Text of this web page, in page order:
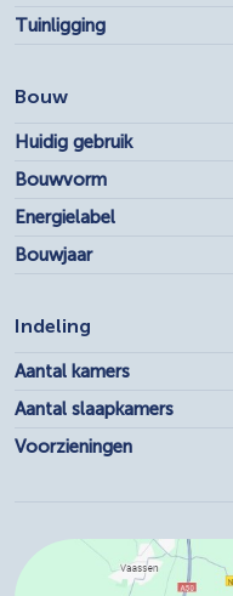
Tuinligging
Bouw
Huidig gebruik
Bouwvorm
Energielabel
Bouwjaar
Indeling
Aantal kamers
Aantal slaapkamers
Voorzieningen